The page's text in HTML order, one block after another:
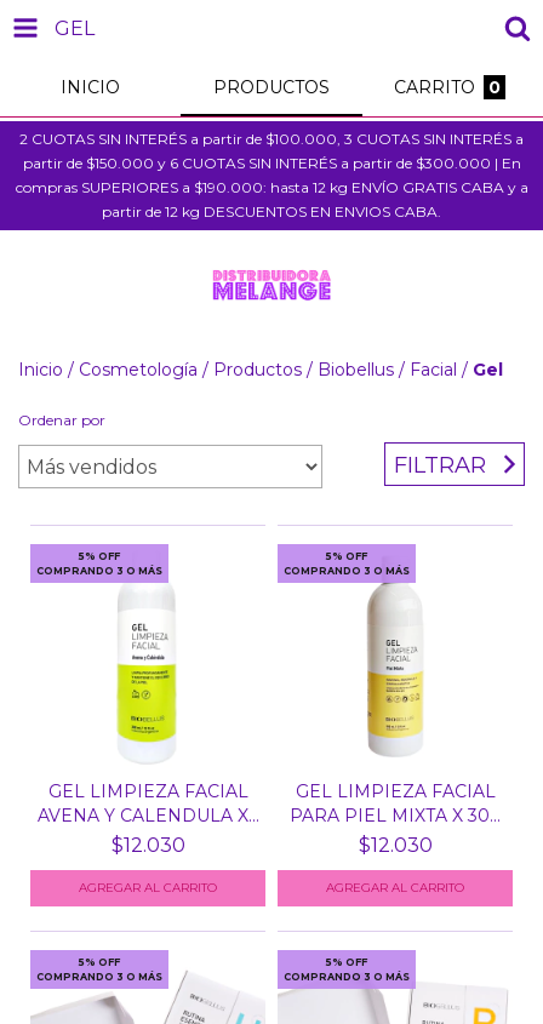
GEL
INICIO PRODUCTOS CARRITO 0
2 CUOTAS SIN INTERÉS a partir de $100.000, 3 CUOTAS SIN INTERÉS a
partir de $150.000 y 6 CUOTAS SIN INTERÉS a partir de $300.000 | En
compras SUPERIORES a $190.000: hasta 12 kg ENVÍO GRATIS CABA y a
partir de 12 kg DESCUENTOS EN ENVIOS CABA.
Inicio / Cosmetología / Productos / Biobellus / Facial / Gel
Ordenar por
FILTRAR
5% OFF
COMPRANDO 3 O MÁS
GEL LIMPIEZA FACIAL
AVENA Y CALENDULA X...
$12.030
5% OFF
COMPRANDO 3 O MÁS
GEL LIMPIEZA FACIAL
PARA PIEL MIXTA X 30...
$12.030
5% OFF
COMPRANDO 3 O MÁS
5% OFF
COMPRANDO 3 O MÁS